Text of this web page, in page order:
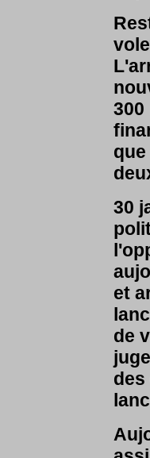
30
et
de
des